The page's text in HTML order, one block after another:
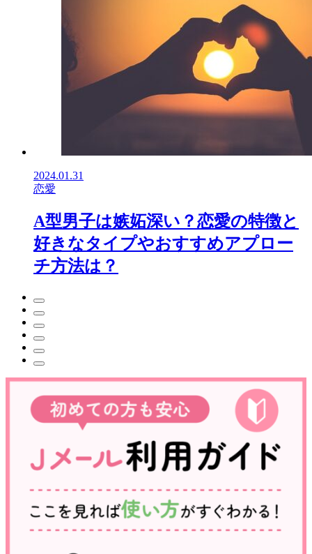
2024.01.31
恋愛
A型男子は嫉妬深い？恋愛の特徴と
好きなタイプやおすすめアプロー
チ方法は？